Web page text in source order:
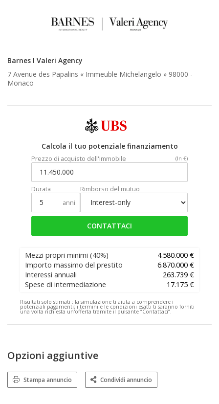
Barnes I Valeri Agency
7 Avenue des Papalins « Immeuble Michelangelo » 98000 -
Monaco
Calcola il tuo potenziale finanziamento
Prezzo di acquisto dell'immobile (In €)
Durata
anni
Rimborso del mutuo
CONTATTACI
Mezzi propri minimi (40%)
4.580.000 €
Importo massimo del prestito
6.870.000 €
Interessi annuali
263.739 €
Spese di intermediazione
17.175 €
Risultati solo stimati : la simulazione ti aiuta a comprendere i
potenziali pagamenti; i termini e le condizioni esatti ti saranno forniti
una volta richiesta un'offerta tramite il pulsante “Contattaci”.
Opzioni aggiuntive
Stampa annuncio Condividi annuncio